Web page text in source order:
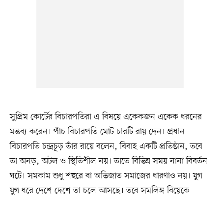
সুপ্রিম কোর্টের বিচারপতিরা এ বিষয়ে একেকজন একেক ধরনের
মন্তব্য করেন। পাঁচ বিচারপতি মোট চারটি রায় দেন। প্রধান
বিচারপতি চন্দ্রচূড় তাঁর রায়ে বলেন, বিবাহ একটি প্রতিষ্ঠান, তবে
তা অনড়, অটল ও স্থিতিশীল নয়। তাতে বিভিন্ন সময় নানা বিবর্তন
ঘটে। সমকাম শুধু শহুরে বা অভিজাত সমাজের ধারণাও নয়। যুগ
যুগ ধরে দেশে দেশে তা চলে আসছে। তবে সমলিঙ্গ বিয়েকে